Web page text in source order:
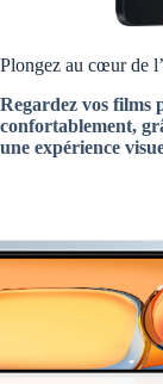
Plongez au cœur de
Regardez vos films
confortablement,
une expérience